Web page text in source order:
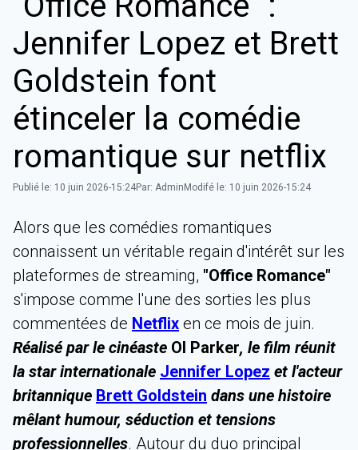
Jennifer Lopez et Brett
Goldstein font
étinceler la comédie
romantique sur netflix
Publié le: 10 juin 2026-15:24Par: Admin Modifé le: 10 juin 2026-15:24
Alors que les comédies romantiques
connaissent un véritable regain d'intérêt sur les
plateformes de streaming, "Office Romance"
s'impose comme l'une des sorties les plus
commentées de Netflix en ce mois de juin.
Réalisé par le cinéaste Ol Parker, le film réunit
la star internationale Jennifer Lopez et l'acteur
britannique Brett Goldstein dans une histoire
mêlant humour, séduction et tensions
professionnelles. Autour du duo principal